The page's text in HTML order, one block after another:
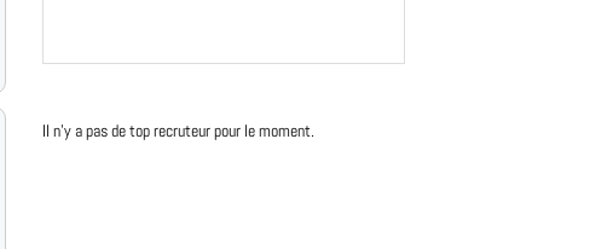
Il n'y a pas de top recruteur pour le moment.